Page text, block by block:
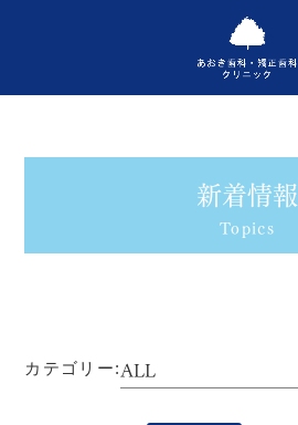
新着情報
Topics
カテゴリー: